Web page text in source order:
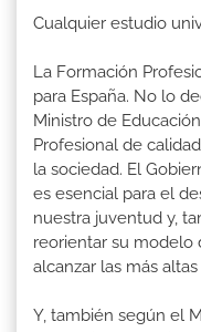
Cualquier estudio
La Formación
para España. No lo
Ministro de
Profesional de
la sociedad. El
es esencial para el
nuestra juventud y,
reorientar su
alcanzar las más
Y, también según el